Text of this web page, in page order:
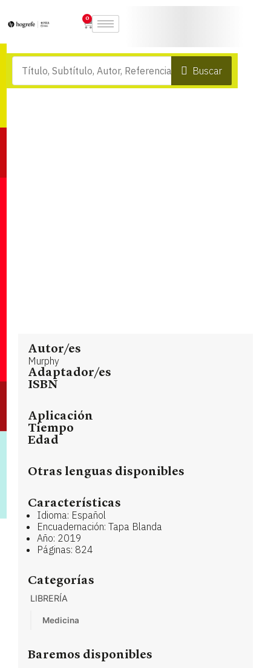
0
Buscar
Autor/es
Murphy
Adaptador/es
ISBN
Aplicación
Tiempo
Edad
Otras lenguas disponibles
Características
Idioma: Español
Encuadernación: Tapa Blanda
Año: 2019
Páginas: 824
Categorías
LIBRERÍA
Medicina
Baremos disponibles